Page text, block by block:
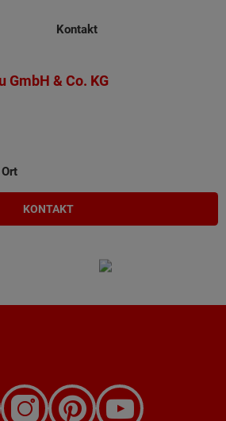
Kontakt
GmbH & Co. KG
KONTAKT